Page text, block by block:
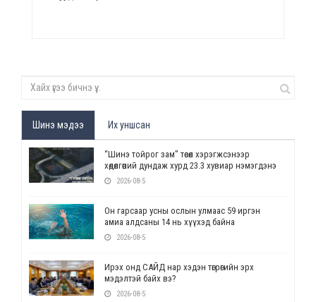
Шинэ мэдээ Их уншсан
“Шинэ тойрог зам” төсөл хэрэгжсэнээр
хөдөлгөөний дундаж хурд 23.3 хувиар нэмэгдэнэ
2026-08-5
Он гарсаар усны ослын улмаас 59 иргэн
амиа алдсаны 14 нь хүүхэд байна
2026-08-5
Ирэх онд САЙД нар хэдэн төгрөгийн эрх
мэдэлтэй байх вэ?
2026-08-5